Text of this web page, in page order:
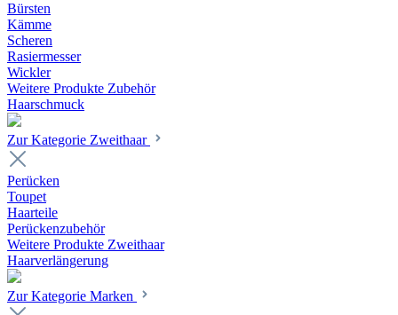
Bürsten
Kämme
Scheren
Rasiermesser
Wickler
Weitere Produkte Zubehör
Haarschmuck
Zur Kategorie Zweithaar
Perücken
Toupet
Haarteile
Perückenzubehör
Weitere Produkte Zweithaar
Haarverlängerung
Zur Kategorie Marken